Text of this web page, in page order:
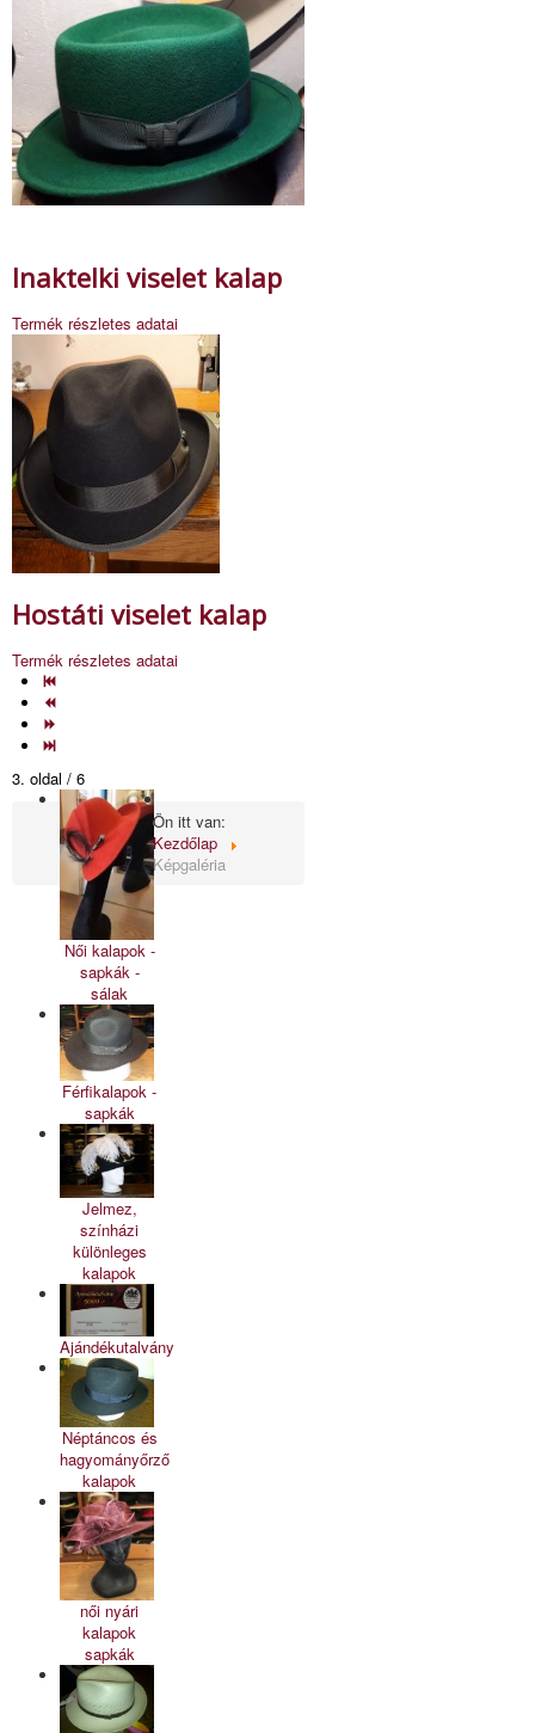
Inaktelki viselet kalap
Termék részletes adatai
Hostáti viselet kalap
Termék részletes adatai
3. oldal / 6
Női kalapok -
sapkák -
sálak
Férfikalapok -
sapkák
Jelmez,
színházi
különleges
kalapok
Ajándékutalvány
Néptáncos és
hagyományőrző
kalapok
női nyári
kalapok
sapkák
Ön itt van:
Kezdőlap
Képgaléria